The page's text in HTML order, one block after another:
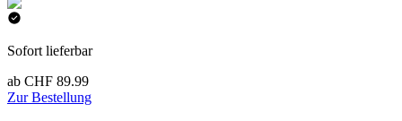
Sofort lieferbar
ab CHF 89.99
Zur Bestellung